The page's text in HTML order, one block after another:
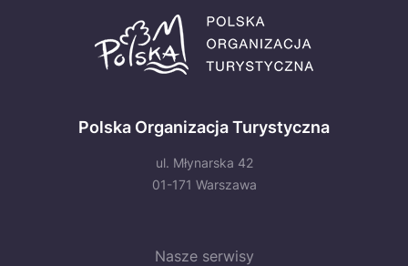
Polska Organizacja Turystyczna
ul. Młynarska 42
01-171 Warszawa
Nasze serwisy